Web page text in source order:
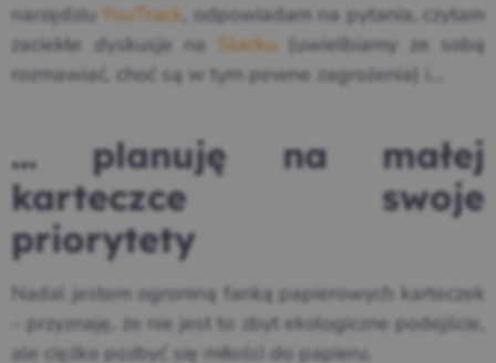
narzędziu YouTrack , odpowiadam na pytania, czytam
zaciekłe dyskusje na
Slacku(uwielbiamy ze sobą
rozmawiać, choć są w tym pewne zagrożenia) i…
… planuję na małej
karteczce swoje
priorytety
Nadal jestem ogromną fanką papierowych karteczek
– przyznaję, że nie jest to zbyt ekologiczne podejście,
ale ciężko pozbyć się miłości do papieru.